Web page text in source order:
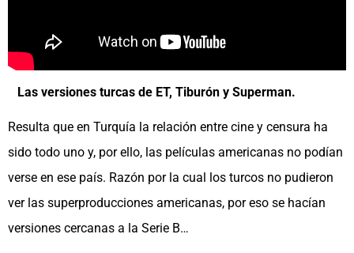
Las versiones turcas de ET, Tiburón y Superman.
Resulta que en Turquía la relación entre cine y censura ha
sido todo uno y, por ello, las películas americanas no podían
verse en ese país. Razón por la cual los turcos no pudieron
ver las superproducciones americanas, por eso se hacían
versiones cercanas a la Serie B…